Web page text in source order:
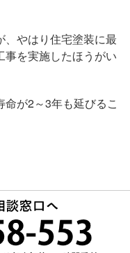
やはり住宅塗装に最
を実施したほうがい
が2～3年も延びるこ